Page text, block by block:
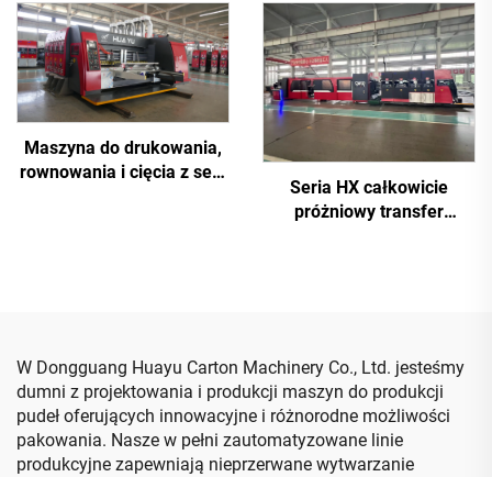
automatycznego
pakowania
komputerowa maszyna do
drukowania wysokiej
rozdzielczości z
wycinaniem rowków
(Drukowanie górne z
przenoszeniem
próżniowym)
Maszyna do drukowania,
rownowania i cięcia z serii
Seria HX całkowicie
próżniowy transfer
(Transfer próżniowy z
drukowaniem w dół)
W Dongguang Huayu Carton Machinery Co., Ltd. jesteśmy
dumni z projektowania i produkcji maszyn do produkcji
pudeł oferujących innowacyjne i różnorodne możliwości
pakowania. Nasze w pełni zautomatyzowane linie
produkcyjne zapewniają nieprzerwane wytwarzanie